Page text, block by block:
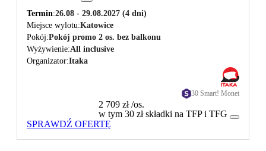
Termin 26.08 - 29.08.2027 (4 dni)
Miejsce wylotu Katowice
Pokój Pokój promo 2 os. bez balkonu
Wyżywienie All inclusive
Organizator Itaka
30 Smart! Monet
2 709 zł/os.
w tym 30 zł składki na TFP i TFG
SPRAWDŹ OFERTĘ